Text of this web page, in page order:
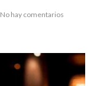
No hay comentarios